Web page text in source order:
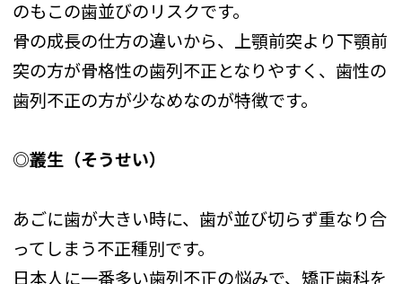
のもこの歯並びのリスクです。
骨の成長の仕方の違いから、上顎前突より下顎前
突の方が骨格性の歯列不正となりやすく、歯性の
歯列不正の方が少なめなのが特徴です。
◎叢生（そうせい）
あごに歯が大きい時に、歯が並び切らず重なり合
ってしまう不正種別です。
日本人に一番多い歯列不正の悩みで、矯正歯科を